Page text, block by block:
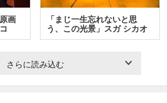
画
「まじ一生忘れないと思
う、この光景」スガ シカオ
と…
さらに読み込む